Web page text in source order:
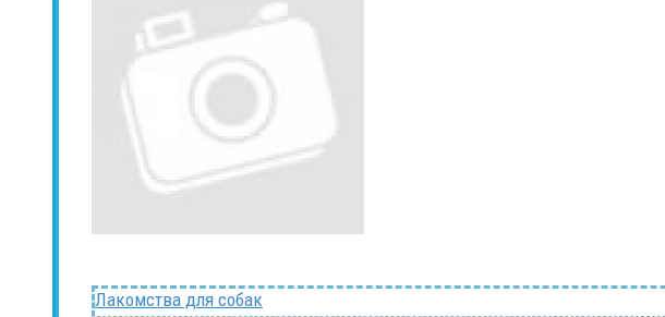
Лакомства для собак